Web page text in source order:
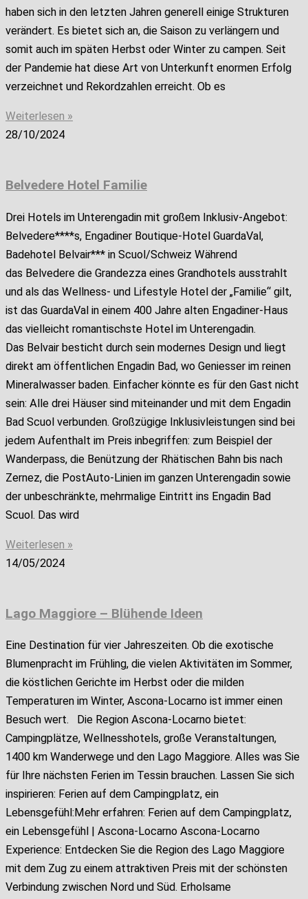
haben sich in den letzten Jahren generell einige Strukturen
verändert. Es bietet sich an, die Saison zu verlängern und
somit auch im späten Herbst oder Winter zu campen. Seit
der Pandemie hat diese Art von Unterkunft enormen Erfolg
verzeichnet und Rekordzahlen erreicht. Ob es
Weiterlesen »
28/10/2024
Belvedere Hotel Familie
Drei Hotels im Unterengadin mit großem Inklusiv-Angebot:
Belvedere****s, Engadiner Boutique-Hotel GuardaVal,
Badehotel Belvair*** in Scuol/Schweiz Während
das Belvedere die Grandezza eines Grandhotels ausstrahlt
und als das Wellness- und Lifestyle Hotel der „Familie“ gilt,
ist das GuardaVal in einem 400 Jahre alten Engadiner-Haus
das vielleicht romantischste Hotel im Unterengadin.
Das Belvair besticht durch sein modernes Design und liegt
direkt am öffentlichen Engadin Bad, wo Geniesser im reinen
Mineralwasser baden. Einfacher könnte es für den Gast nicht
sein: Alle drei Häuser sind miteinander und mit dem Engadin
Bad Scuol verbunden. Großzügige Inklusivleistungen sind bei
jedem Aufenthalt im Preis inbegriffen: zum Beispiel der
Wanderpass, die Benützung der Rhätischen Bahn bis nach
Zernez, die PostAuto-Linien im ganzen Unterengadin sowie
der unbeschränkte, mehrmalige Eintritt ins Engadin Bad
Scuol. Das wird
Weiterlesen »
14/05/2024
Lago Maggiore – Blühende Ideen
Eine Destination für vier Jahreszeiten. Ob die exotische
Blumenpracht im Frühling, die vielen Aktivitäten im Sommer,
die köstlichen Gerichte im Herbst oder die milden
Temperaturen im Winter, Ascona-Locarno ist immer einen
Besuch wert. Die Region Ascona-Locarno bietet:
Campingplätze, Wellnesshotels, große Veranstaltungen,
1400 km Wanderwege und den Lago Maggiore. Alles was Sie
für Ihre nächsten Ferien im Tessin brauchen. Lassen Sie sich
inspirieren: Ferien auf dem Campingplatz, ein
Lebensgefühl:Mehr erfahren: Ferien auf dem Campingplatz,
ein Lebensgefühl | Ascona-Locarno Ascona-Locarno
Experience: Entdecken Sie die Region des Lago Maggiore
mit dem Zug zu einem attraktiven Preis mit der schönsten
Verbindung zwischen Nord und Süd. Erholsame